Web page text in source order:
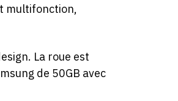
multifonction,
La roue est
de 50GB avec